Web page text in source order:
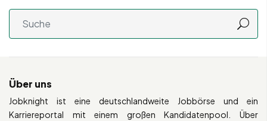
Über uns
Jobknight ist eine deutschlandweite Jobbörse und ein
Karriereportal mit einem großen Kandidatenpool. Über